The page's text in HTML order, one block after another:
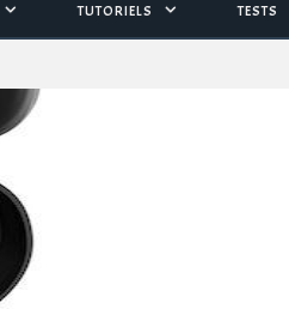
TUTORIELS TESTS